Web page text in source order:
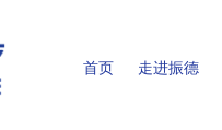
首页 走进振德